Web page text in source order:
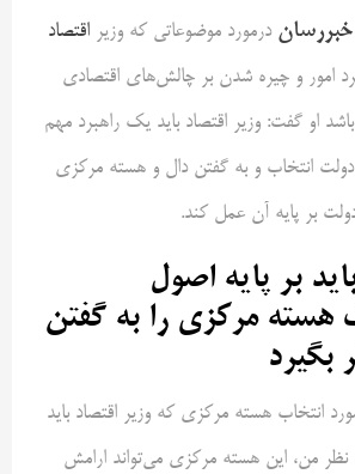
خبررسان درمورد موضوعاتی که وزیر اقتصاد
امور و چیره شدن بر چالش‌های اقتصادی
او گفت: وزیر اقتصاد باید یک راهبرد مهم
دولت انتخاب و به گفتن دال و هسته مرکزی
بر پایه آن عمل کند.
بر پایه اصول
هسته مرکزی را به گفتن
بگیرد
انتخاب هسته مرکزی که وزیر اقتصاد باید
نظر من، این هسته مرکزی می‌تواند ارامش